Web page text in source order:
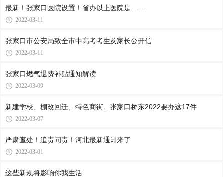
最新！张家口医院设置！省办以上医院是……
2022-03-11
张家口市公安局致全市中高考考生及家长公开信
2022-03-11
张家口燃气退费补贴通知解读
2022-03-09
新建学校、棚改回迁、特色商街…张家口桥东2022要办这17件
2022-03-07
严肃查处！追责问责！河北最新通知来了
2022-03-01
这些新规将影响你我生活